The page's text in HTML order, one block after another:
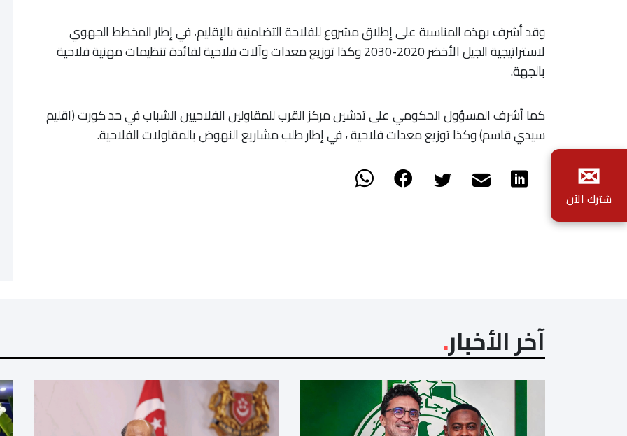
وقد أشرف بهذه المناسبة على إطلاق مشروع للفلاحة التضامنية بالإقليم، في إطار المخطط الجهوي
لاستراتيجية الجيل الأخضر 2020-2030 وكذا توزيع معدات وآلات فلاحية لفائدة تنظيمات مهنية فلاحية
بالجهة.
كما أشرف المسؤول الحكومي على تدشين مركز القرب للمقاولين الفلاحيين الشباب في حد كورت (اقليم
سيدي قاسم) وكذا توزيع معدات فلاحية ، في إطار طلب مشاريع النهوض بالمقاولات الفلاحية.
آخر الأخبار
✉
شترك الآن